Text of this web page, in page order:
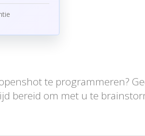
te programmeren?
bereid om met u te